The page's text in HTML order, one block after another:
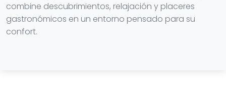
combine descubrimientos, relajación y placeres
gastronómicos en un entorno pensado para su
confort.